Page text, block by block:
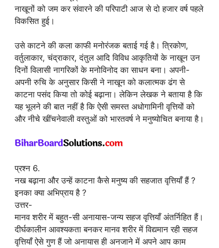
नाखूनों को जम कर संवारने की परिपाटी आज से दो हजार वर्ष पहले
विकसित हुई।
उसे काटने की कला काफी मनोरंजक बताई गई है। त्रिकोण,
वर्तुलाकार, चंद्राकार, दंतुल आदि विविध आकृतियों के नाखून उन
दिनों विलासी नागरिकों के मनोविनोद का साधन बना। अपनी-
अपनी रुचि के अनुसार किसी ने नाखून को कलात्मक ढंग से
काटना पसंद किया तो कोई बढ़ाना। लेकिन लेखक ने बताया है कि
यह भूलने की बात नहीं है कि ऐसी समस्त अधोगामिनी वृत्तियों को
और नीचे खींचनेवाली वस्तुओं को भारतवर्ष ने मनुष्योचित बनाया है।
प्रश्न 6.
नख बढ़ाना और उन्हें काटना कैसे मनुष्य की सहजात वृत्तियाँ हैं ?
इनका क्या अभिप्राय है ?
उत्तर-
मानव शरीर में बहुत-सी अनायास-जन्य सहज वृत्तियाँ अंतर्निहित हैं।
दीर्घकालीन आवश्यकता बनकर मानव शरीर में विद्यमान रही सहज
वृत्तियाँ ऐसे गुण हैं जो अनायास ही अनजाने में अपने आप काम